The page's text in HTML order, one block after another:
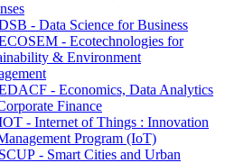
- Data Science for Business
- Ecotechnologies for
& Environment
- Economics, Data Analytics
Finance
- Internet of Things : Innovation
Program (IoT)
- Smart Cities and Urban